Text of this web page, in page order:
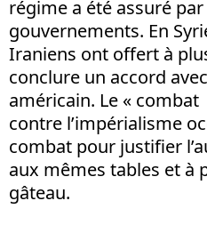
régime a été assuré
gouvernements. En
Iraniens ont offert à
conclure un accord
américain. Le «
contre l’impérialisme
combat pour justifier
aux mêmes tables et à
gâteau.